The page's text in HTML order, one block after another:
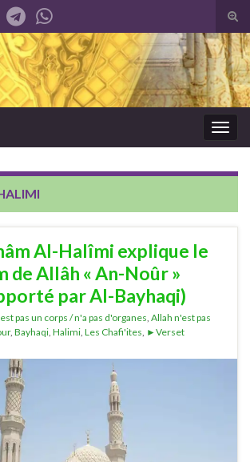
for:
Al-Halîmi explique le
de Allâh « An-Noûr »
par Al-Bayhaqi)
pas un corps / n'a pas d'organes Allah n'est pas
, Bayhaqi Halimi Les Chafi'ites ►Verset